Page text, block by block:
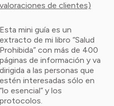
Valorado con
base a
5
valoraciones
de clientes
valoraciones de clientes)
Esta mini guía es un
extracto de mi libro “Salud
Prohibida” con más de 400
páginas de información y va
dirigida a las personas que
estén interesadas sólo en
“lo esencial” y los
protocolos.